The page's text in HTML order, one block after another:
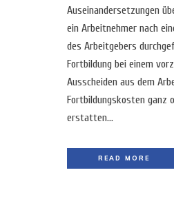
Auseinandersetzungen
ein Arbeitnehmer nach
des Arbeitgebers
Fortbildung bei einem
Ausscheiden aus dem
Fortbildungskosten ganz
erstatten...
READ MORE